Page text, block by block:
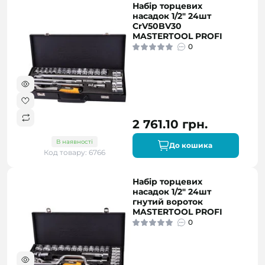
В наявності
Код товару: 6766
Набір торцевих
насадок 1/2" 24шт
CrV50BV30
MASTERTOOL PROFI
0
2 761.10 грн.
До кошика
Набір торцевих
насадок 1/2" 24шт
гнутий вороток
MASTERTOOL PROFI
0